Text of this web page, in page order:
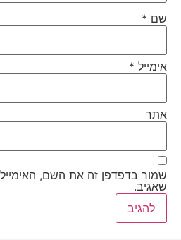
שם *
אימייל *
אתר
שמור בדפדפן זה את השם,
שאגיב.